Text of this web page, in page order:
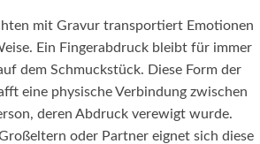
mit Gravur transportiert Emotionen
Ein Fingerabdruck bleibt für immer
dem Schmuckstück. Diese Form der
eine physische Verbindung zwischen
deren Abdruck verewigt wurde.
oder Partner eignet sich diese